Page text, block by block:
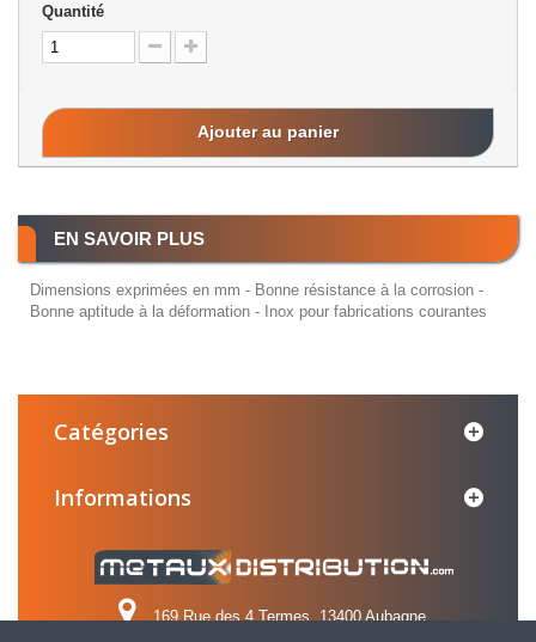
Quantité
Ajouter au panier
EN SAVOIR PLUS
Dimensions exprimées en mm - Bonne résistance à la corrosion -
Bonne aptitude à la déformation - Inox pour fabrications courantes
Catégories
Informations
169 Rue des 4 Termes, 13400 Aubagne